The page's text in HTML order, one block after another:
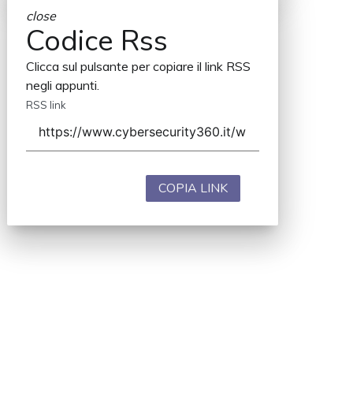
close
Codice Rss
Clicca sul pulsante per copiare il link RSS
negli appunti.
RSS link
COPIA LINK